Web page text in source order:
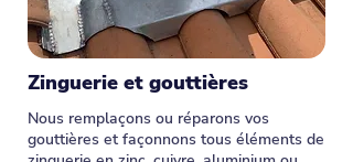
Zinguerie et gouttières
Nous remplaçons ou réparons vos
gouttières et façonnons tous éléments de